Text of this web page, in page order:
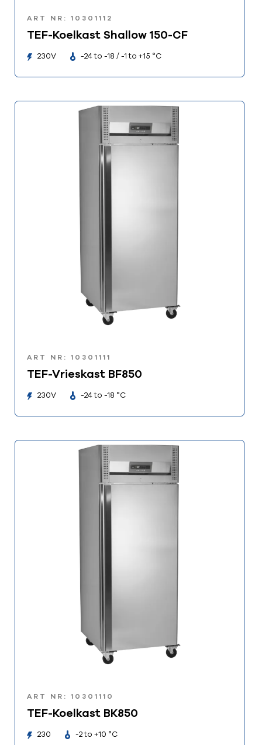
ART NR: 10301112
TEF-Koelkast Shallow 150-CF
230V -24 to -18 / -1 to +15 °C
ART NR: 10301111
TEF-Vrieskast BF850
230V -24 to -18 °C
ART NR: 10301110
TEF-Koelkast BK850
230 -2 to +10 °C